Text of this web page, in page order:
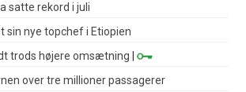
satte rekord i juli
sin nye topchef i Etiopien
trods højere omsætning |
over tre millioner passagerer